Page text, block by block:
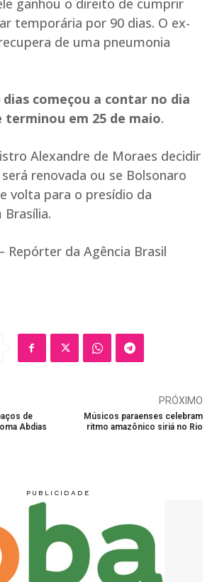
ganhou o direito de cumprir
temporária por 90 dias. O ex-
de uma pneumonia
dias começou a contar no dia
terminou em 25 de maio.
Alexandre de Moraes decidir
renovada ou se Bolsonaro
volta para o presídio da
Brasília.
Repórter da Agência Brasil
de
Abdias
PRÓXIMO
Músicos paraenses celebram
ritmo amazônico siriá no Rio